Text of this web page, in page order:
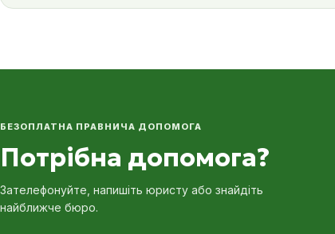
БЕЗОПЛАТНА ПРАВНИЧА ДОПОМОГА
Потрібна допомога?
Зателефонуйте, напишіть юристу або знайдіть
найближче бюро.